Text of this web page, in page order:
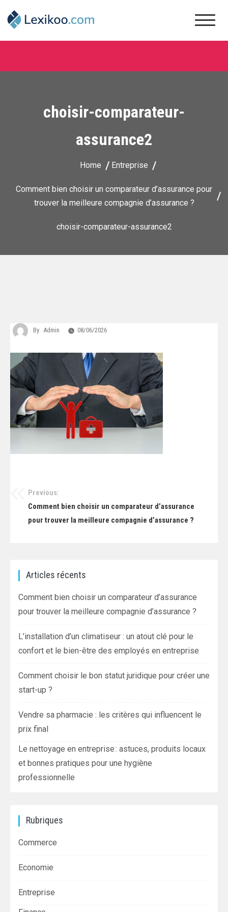
Lexikoo
choisir-comparateur-
assurance2
Home Entreprise
Comment bien choisir un comparateur d’assurance pour
trouver la meilleure compagnie d’assurance ?
choisir-comparateur-assurance2
By Admin 08/06/2026
Navigation
Previous:
Comment bien choisir un comparateur d’assurance
pour trouver la meilleure compagnie d’assurance ?
Articles récents
Comment bien choisir un comparateur d’assurance
pour trouver la meilleure compagnie d’assurance ?
L’installation d’un climatiseur : un atout clé pour le
confort et le bien-être des employés en entreprise
Comment choisir le bon statut juridique pour créer une
start-up ?
Vendre sa pharmacie : les critères qui influencent le
prix final
Le nettoyage en entreprise : astuces, produits locaux
et bonnes pratiques pour une hygiène
professionnelle
Rubriques
Commerce
Economie
Entreprise